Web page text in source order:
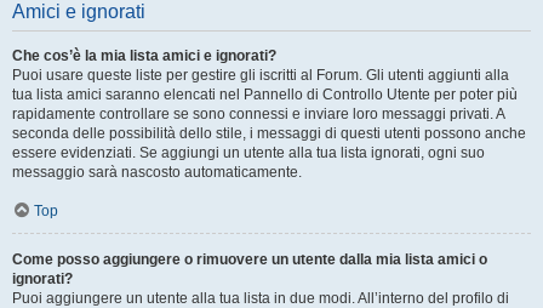
Amici e ignorati
Che cos’è la mia lista amici e ignorati?
Puoi usare queste liste per gestire gli iscritti al Forum. Gli utenti aggiunti alla
tua lista amici saranno elencati nel Pannello di Controllo Utente per poter più
rapidamente controllare se sono connessi e inviare loro messaggi privati. A
seconda delle possibilità dello stile, i messaggi di questi utenti possono anche
essere evidenziati. Se aggiungi un utente alla tua lista ignorati, ogni suo
messaggio sarà nascosto automaticamente.
Top
Come posso aggiungere o rimuovere un utente dalla mia lista amici o
ignorati?
Puoi aggiungere un utente alla tua lista in due modi. All’interno del profilo di